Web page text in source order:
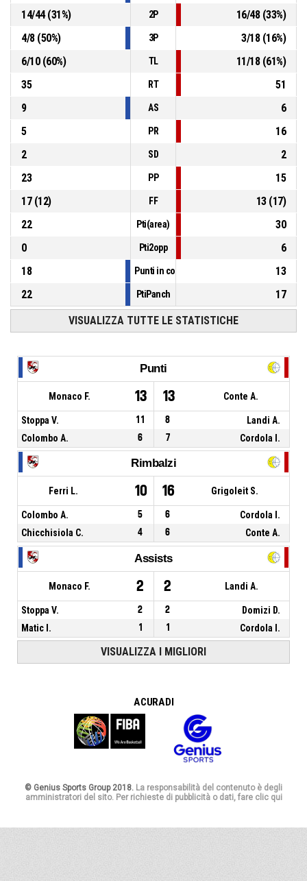
P4 00:42 , Fallo subito
14/44(31%) 2P 16/48(33%)
4/8(50%) 3P 3/18(16%)
6/10(60%) TL 11/18(61%)
35
RT
51
9
AS
6
5
PR
16
2
SD
2
23
PP
15
17(12) FF 13(17)
22
Pti(area)
30
0
Pti2opp
6
18
Punti in contropiede
13
22
PtiPanch 17
VISUALIZZA TUTTE LE STATISTICHE
Punti
Monaco F. 13 13 Conte A.
Stoppa V. 11 8
Landi A.
Colombo A.
6 7 Cordola I.
Rimbalzi
Ferri L. 10 16 Grigoleit S.
Colombo A. 5 6
Cordola I.
Chicchisiola C.
4 6 Conte A.
Assists
Monaco F. 2 2 Landi A.
Stoppa V. 2 2
Domizi D.
Matic I.
1 1 Cordola I.
VISUALIZZA I MIGLIORI
A CURA DI
© Genius Sports Group 2018. La responsabilità del contenuto è degli
amministratori del sito. Per richieste di pubblicità o dati, fare clic qui